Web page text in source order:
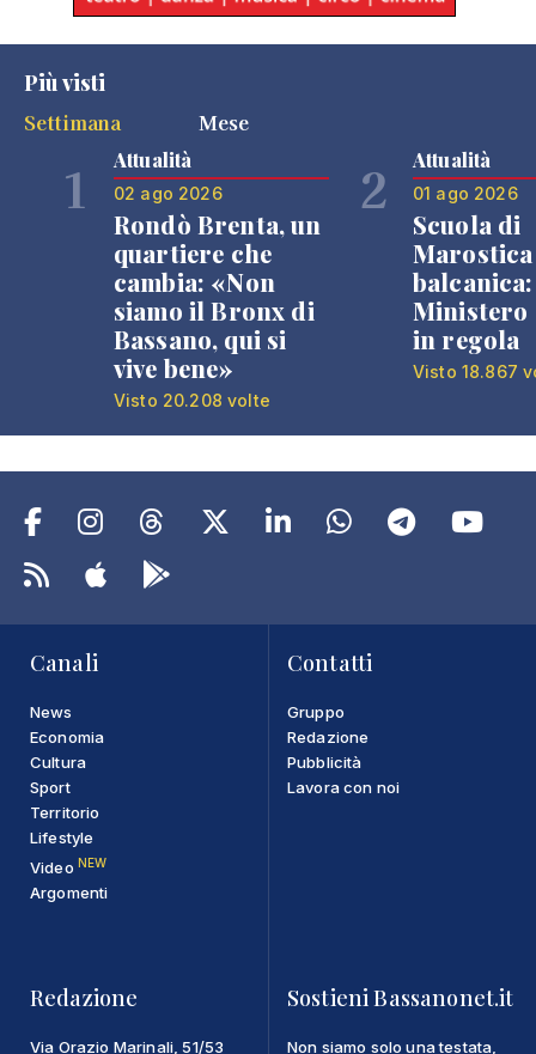
Più visti
Settimana
Mese
1 Attualità
02 ago 2026
Rondò Brenta, un
quartiere che
cambia: «Non
siamo il Bronx di
Bassano, qui si
vive bene»
Visto 20.208 volte
2 Attualità
01 ago 2026
Scuola di
Ministero
in regola
Visto 18.867
Canali
News
Economia
Cultura
Sport
Territorio
Lifestyle
Video NEW
Argomenti
Contatti
Gruppo
Redazione
Pubblicità
Lavora con noi
Redazione
Via Orazio Marinali, 51/53
Sostieni Bassanonet.it
Non siamo solo una testata,